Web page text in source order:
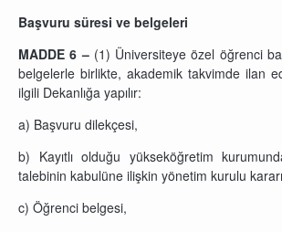
Başvuru süresi ve belgeleri
MADDE 6 – (1) Üniversiteye özel öğrenci
belgelerle birlikte, akademik takvimde ilan
ilgili Dekanlığa yapılır:
a) Başvuru dilekçesi,
b) Kayıtlı olduğu yükseköğretim
talebinin kabulüne ilişkin yönetim kurulu
c) Öğrenci belgesi,